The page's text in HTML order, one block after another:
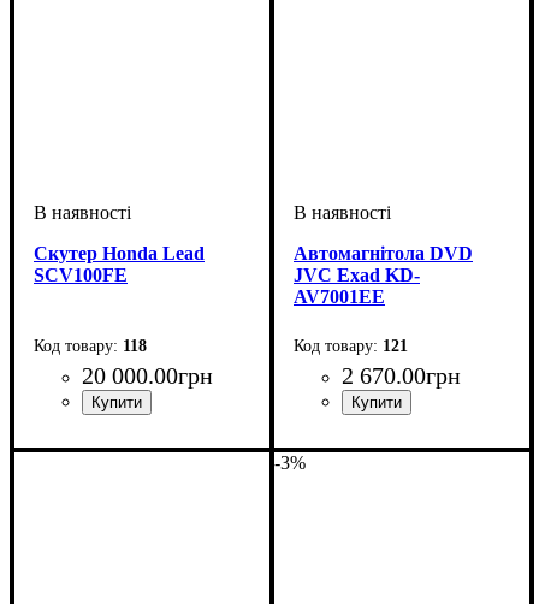
Скутер Honda Lead
SCV100FE
118
20 000.00грн
Автомагнітола DVD
JVC Exad KD-
AV7001EE
121
2 670.00грн
-3%